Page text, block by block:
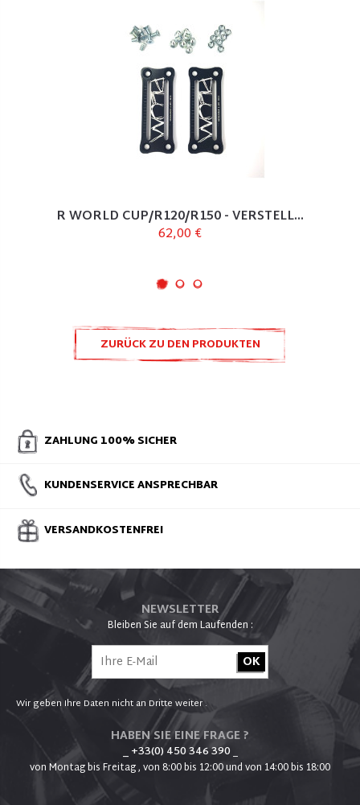
R WORLD CUP/R120/R150 - VERSTELL...
62,00 €
ZURÜCK ZU DEN PRODUKTEN
ZAHLUNG 100% SICHER
KUNDENSERVICE ANSPRECHBAR
VERSANDKOSTENFREI
NEWSLETTER
Bleiben Sie auf dem Laufenden :
Wir geben Ihre Daten nicht an Dritte weiter .
HABEN SIE EINE FRAGE ?
_ +33(0) 450 346 390_
von Montag bis Freitag , von 8:00 bis 12:00 und von 14:00 bis 18:00